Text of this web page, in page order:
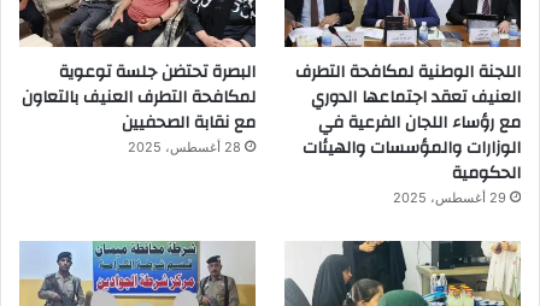
اللجنة الوطنية لمكافحة التطرف
العنيف تعقد اجتماعها الدوري
مع رؤساء اللجان الفرعية في
الوزارات والمؤسسات والهيئات
الحكومية
29 أغسطس، 2025
البصرة تحتضن جلسة توعوية
لمكافحة التطرف العنيف بالتعاون
مع نقابة الصحفيين
28 أغسطس، 2025